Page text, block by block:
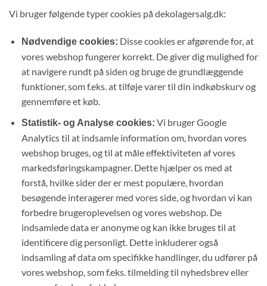
Vi bruger følgende typer cookies på dekolagersalg.dk:
Nødvendige cookies: Disse cookies er afgørende for, at
vores webshop fungerer korrekt. De giver dig mulighed for
at navigere rundt på siden og bruge de grundlæggende
funktioner, som f.eks. at tilføje varer til din indkøbskurv og
gennemføre et køb.
Statistik- og Analyse cookies: Vi bruger Google
Analytics til at indsamle information om, hvordan vores
webshop bruges, og til at måle effektiviteten af vores
markedsføringskampagner. Dette hjælper os med at
forstå, hvilke sider der er mest populære, hvordan
besøgende interagerer med vores side, og hvordan vi kan
forbedre brugeroplevelsen og vores webshop. De
indsamlede data er anonyme og kan ikke bruges til at
identificere dig personligt. Dette inkluderer også
indsamling af data om specifikke handlinger, du udfører på
vores webshop, som f.eks. tilmelding til nyhedsbrev eller